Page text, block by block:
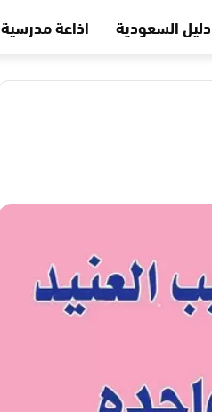
دليل السعودية اذاعة مدرسية